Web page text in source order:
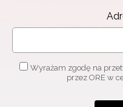
Wyrażam zgodę na
przez ORE w